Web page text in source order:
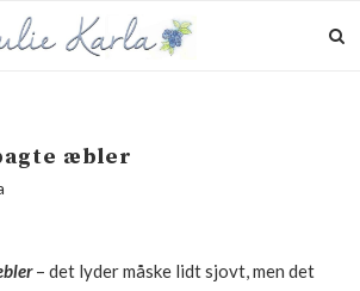
æbler
– det lyder måske lidt sjovt, men det